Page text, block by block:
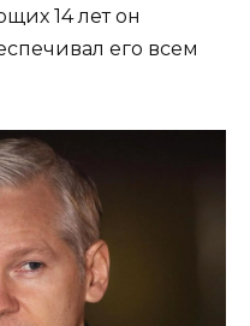
14 лет он
его всем